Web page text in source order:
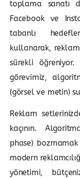
toplama sanatı
Facebook ve
tabanlı
kullanarak,
sürekli
görevimiz,
Reklam
kaçının.
phase)
modern
yönetimi,